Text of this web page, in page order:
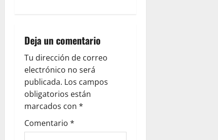
a
t
i
o
n
Deja un comentario
Tu dirección de correo
electrónico no será
publicada. Los campos
obligatorios están
marcados con *
Comentario *